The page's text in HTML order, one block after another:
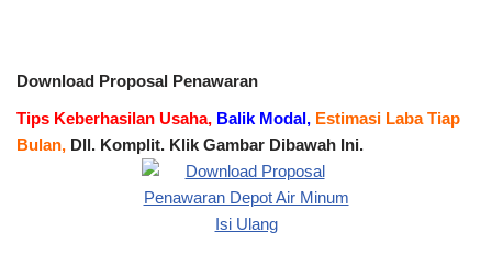
Download Proposal Penawaran
Tips Keberhasilan Usaha, Balik Modal, Estimasi Laba Tiap
Bulan, Dll. Komplit. Klik Gambar Dibawah Ini.